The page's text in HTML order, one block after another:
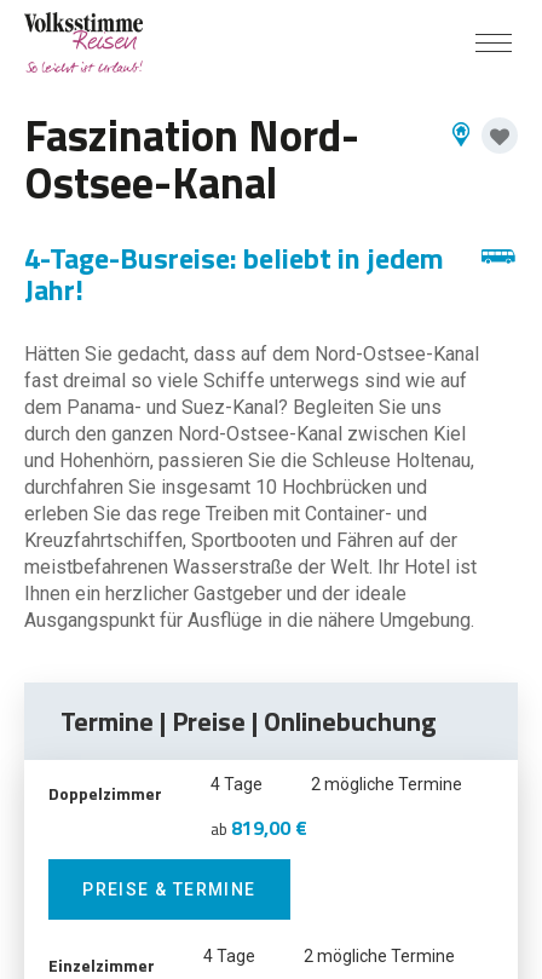
Faszination Nord-
Ostsee-Kanal
4-Tage-Busreise: beliebt in jedem
Jahr!
Hätten Sie gedacht, dass auf dem Nord-Ostsee-Kanal
fast dreimal so viele Schiffe unterwegs sind wie auf
dem Panama- und Suez-Kanal? Begleiten Sie uns
durch den ganzen Nord-Ostsee-Kanal zwischen Kiel
und Hohenhörn, passieren Sie die Schleuse Holtenau,
durchfahren Sie insgesamt 10 Hochbrücken und
erleben Sie das rege Treiben mit Container- und
Kreuzfahrtschiffen, Sportbooten und Fähren auf der
meistbefahrenen Wasserstraße der Welt. Ihr Hotel ist
Ihnen ein herzlicher Gastgeber und der ideale
Ausgangspunkt für Ausflüge in die nähere Umgebung.
Termine | Preise | Onlinebuchung
Doppelzimmer 4 Tage 2 mögliche Termine
ab 819,00 €
PREISE & TERMINE
Einzelzimmer 4 Tage 2 mögliche Termine